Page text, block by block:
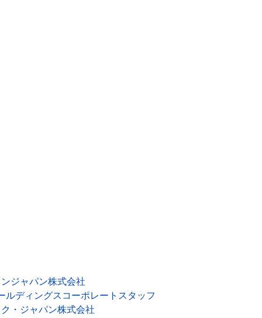
ジャパン株式会社
ルディングスコーポレートスタッフ
・ジャパン株式会社